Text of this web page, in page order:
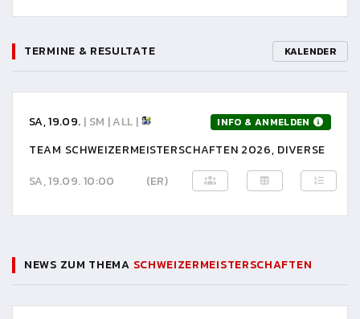
TERMINE & RESULTATE KALENDER
SA, 19.09. | SM | ALL | INFO & ANMELDEN
TEAM SCHWEIZERMEISTERSCHAFTEN 2026, DIVERSE
SA, 19.09. 10:00
(ER)
NEWS ZUM THEMA SCHWEIZERMEISTERSCHAFTEN